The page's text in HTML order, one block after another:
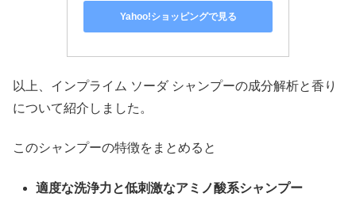
Yahoo!ショッピングで見る
以上、インプライム ソーダ シャンプーの成分解析と香り
について紹介しました。
このシャンプーの特徴をまとめると
適度な洗浄力と低刺激なアミノ酸系シャンプー